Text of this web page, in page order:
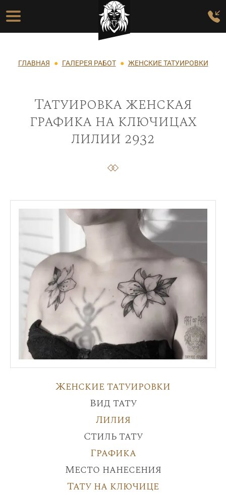
Перейти к основному содержанию
Основная навигация
Строка навигации
ГЛАВНАЯ ГАЛЕРЕЯ РАБОТ ЖЕНСКИЕ ТАТУИРОВКИ
Татуировка женская
графика на ключицах
лилии 2932
Женские татуировки
Вид тату
Лилия
Стиль тату
Графика
Место нанесения
Тату на ключице